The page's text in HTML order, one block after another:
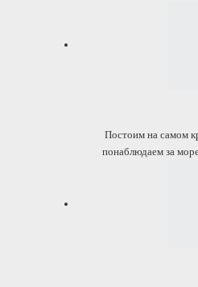
Постоим на самом
понаблюдаем за